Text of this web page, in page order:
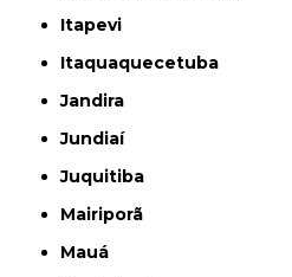
Itapevi
Itaquaquecetuba
Jandira
Jundiaí
Juquitiba
Mairiporã
Mauá